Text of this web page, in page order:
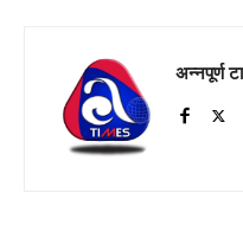
अन्नपूर्ण